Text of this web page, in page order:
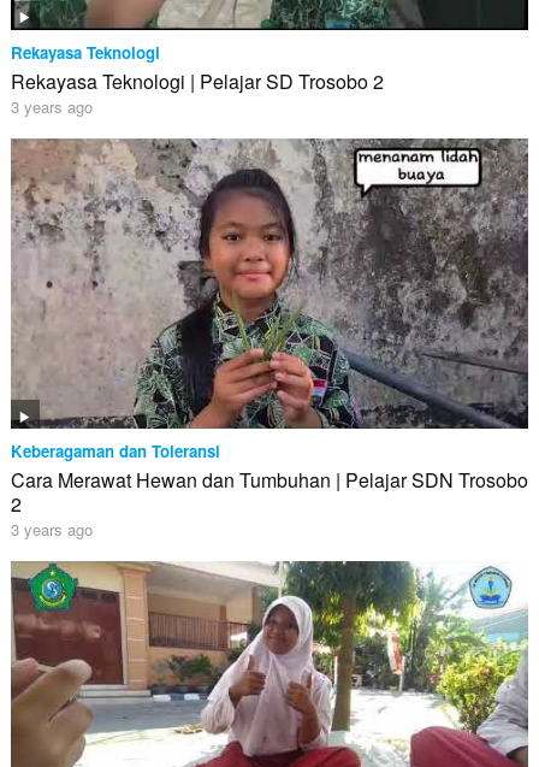
Rekayasa Teknologi
Rekayasa Teknologi | Pelajar SD Trosobo 2
3 years ago
Keberagaman dan Toleransi
Cara Merawat Hewan dan Tumbuhan | Pelajar SDN Trosobo
2
3 years ago